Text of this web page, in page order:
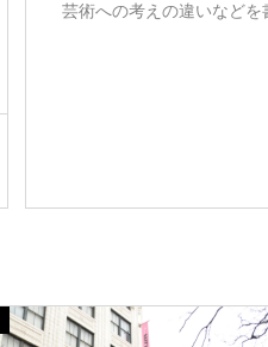
芸術への考えの違いなど